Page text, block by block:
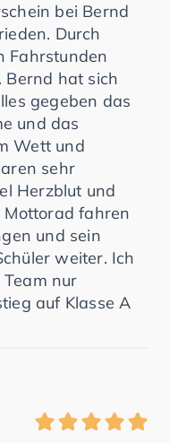
bei Bernd
Durch
Fahrstunden
Bernd hat sich
gegeben das
und das
Wett und
sehr
Herzblut und
fahren
und sein
weiter. Ich
nur
auf Klasse A